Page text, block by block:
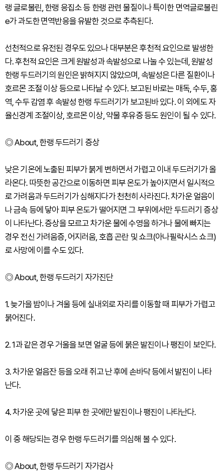
랭 글로불린, 한랭 응집소 등 한랭 관련 물질이나 특이한 면역글로불린
e가 과도한 면역반응을 유발한 것으로 추측된다.
선천적으로 유전된 경우도 있으나 대부분은 후천적 요인으로 발생한
다. 후천적 요인은 크게 원발성과 속발성으로 나눌 수 있는데, 원발성
한랭 두드러기의 원인은 밝혀지지 않았으며, 속발성은 다른 질환이나
호르몬 조절 이상 등으로 나타날 수 있다. 보고된 바로는 매독, 수두, 홍
역, 수두 감염 후 속발성 한랭 두드러기가 보고된바 있다. 이 외에도 자
율신경계 조절이상, 호르몬 이상, 약물 후유증 등도 원인이 될 수 있다.
◎ About, 한랭 두드러기 증상
낮은 기온에 노출된 피부가 붉게 변하면서 가렵고 이내 두드러기가 올
라온다. 따뜻한 공간으로 이동하면 피부 온도가 높아지면서 일시적으
로 가려움과 두드러기가 심해지다가 천천히 사라진다. 차가운 얼음이
나 금속 등에 닿아 피부 온도가 떨어지면 그 부위에서만 두드러기 증상
이 나타난다. 증상을 모르고 차가운 물에 수영을 하거나 물에 빠지는
경우 전신 가려움증, 어지러움, 호흡 곤란 및 쇼크(아나필락시스 쇼크)
로 사망에 이를 수도 있다.
◎ About, 한랭 두드러기 자가진단
1. 늦가을 밤이나 겨울 등에 실내외로 자리를 이동할 때 피부가 가렵고
붉어진다.
2. 1과 같은 경우 거울을 보면 얼굴 등에 붉은 발진이나 팽진이 보인다.
3. 차가운 얼음잔 등을 오래 쥐고 난 후에 손바닥 등에서 발진이 나타
난다.
4. 차가운 곳에 닿은 피부 한 곳에만 발진이나 팽진이 나타난다.
이 중 해당되는 경우 한랭 두드러기를 의심해 볼 수 있다.
◎ About, 한랭 두드러기 자가검사